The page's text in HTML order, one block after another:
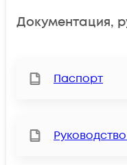
Документация,
Паспорт